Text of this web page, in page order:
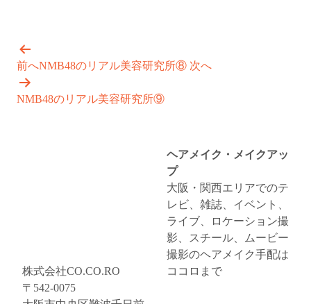
前へNMB48のリアル美容研究所⑧ 次へ
NMB48のリアル美容研究所⑨
株式会社CO.CO.RO
〒542-0075
ヘアメイク・メイクアッ
プ
大阪・関西エリアでのテ
レビ、雑誌、イベント、
ライブ、ロケーション撮
影、スチール、ムービー
撮影のヘアメイク手配は
ココロまで